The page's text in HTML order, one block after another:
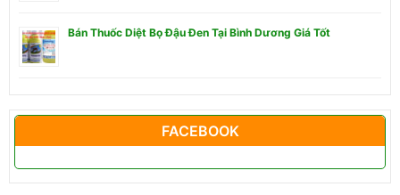
Bán Thuốc Diệt Bọ Đậu Đen Tại Bình Dương Giá Tốt
FACEBOOK